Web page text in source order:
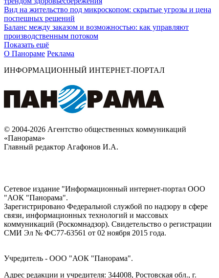
Вид на жительство под микроскопом: скрытые угрозы и цена
поспешных решений
Баланс между заказом и возможностью: как управляют
производственным потоком
Показать ещё
О Панораме Реклама
ИНФОРМАЦИОННЫЙ ИНТЕРНЕТ-ПОРТАЛ
© 2004-2026 Агентство общественных коммуникаций
«Панорама»
Главный редактор Агафонов И.А.
Сетевое издание "Информационный интернет-портал ООО
"АОК "Панорама".
Зарегистрировано Федеральной службой по надзору в сфере
связи, информационных технологий и массовых
коммуникаций (Роскомнадзор). Cвидетельство о регистрации
СМИ Эл № ФС77-63561 от 02 ноября 2015 года.
Учредитель - ООО "АОК "Панорама".
Адрес редакции и учредителя: 344008, Ростовская обл., г.